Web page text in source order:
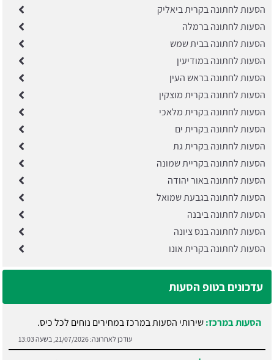
הסעות לחתונה בקרית ביאליק
הסעות לחתונה ברמלה
הסעות לחתונה בבית שמש
הסעות לחתונה במודיעין
הסעות לחתונה בראש העין
הסעות לחתונה בקרית מוצקין
הסעות לחתונה בקרית מלאכי
הסעות לחתונה בקרית ים
הסעות לחתונה בקרית גת
הסעות לחתונה בקריית שמונה
הסעות לחתונה באור יהודה
הסעות לחתונה בגבעת שמואל
הסעות לחתונה ביבנה
הסעות לחתונה בנס ציונה
הסעות לחתונה בקרית אונו
עדכונים בטופ הסעות
הסעות במרכז:שירותי הסעות במרכז במחירים נוחים לכל כיס.
עודכן לאחרונה:21/07/2026, בשעה 13:03
הסעות בראשון לציון:בצע השוואת מחירים בין חברות שונות.
עודכן לאחרונה: 21/07/2026, בשעה 13:02